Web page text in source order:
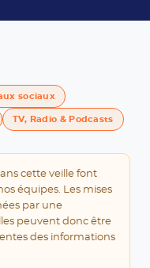
sociaux
TV, Radio & Podcasts
cette veille font
équipes. Les mises
par une
peuvent donc être
des informations